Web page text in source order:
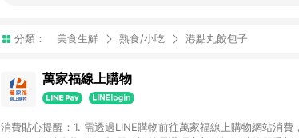
分類： 美食生鮮 熟食/小吃 港點丸餃包子
萬家福線上購物
消費貼心提醒：1. 需透過LINE購物前往萬家福線上購物網站消